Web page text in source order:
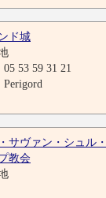
ド城
53 59 31 21
サヴァン・シュル
教会